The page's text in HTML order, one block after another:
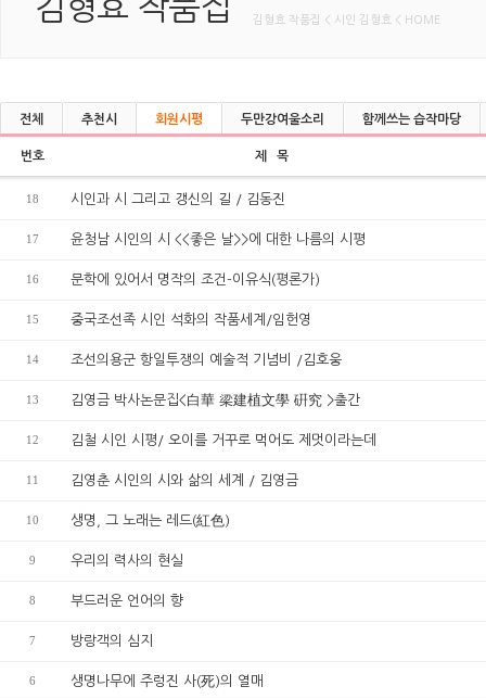
김형효 작품집 김형효 작품집 < 시인 김형효 < HOME
전체 추천시 회원시평 두만강여울소리 함께쓰는 습작마당
번호 제 목
18 시인과 시 그리고 갱신의 길 / 김동진
17 윤청남 시인의 시 <<좋은 날>>에 대한 나름의 시평
16 문학에 있어서 명작의 조건-이유식(평론가)
15 중국조선족 시인 석화의 작품세계/임헌영
14 조선의용군 항일투쟁의 예술적 기념비 /김호웅
13 김영금 박사논문집<白華 梁建植文學 硏究 >출간
12 김철 시인 시평/ 오이를 거꾸로 먹어도 제멋이라는데
11 김영춘 시인의 시와 삶의 세계 / 김영금
10 생명, 그 노래는 레드(紅色)
9 우리의 력사의 현실
8 부드러운 언어의 향
7 방랑객의 심지
6 생명나무에 주렁진 사(死)의 열매